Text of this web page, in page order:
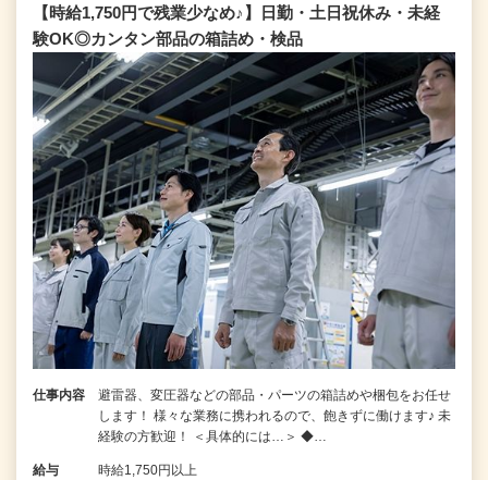
【時給1,750円で残業少なめ♪】日勤・土日祝休み・未経
験OK◎カンタン部品の箱詰め・検品
仕事内容
避雷器、変圧器などの部品・パーツの箱詰めや梱包をお任せ
します！ 様々な業務に携われるので、飽きずに働けます♪ 未
経験の方歓迎！ ＜具体的には…＞ ◆…
給与 時給1,750円以上